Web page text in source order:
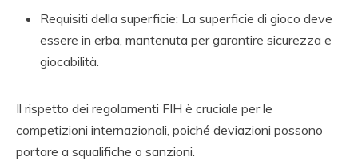
Requisiti della superficie: La superficie di gioco deve
essere in erba, mantenuta per garantire sicurezza e
giocabilità.
Il rispetto dei regolamenti FIH è cruciale per le
competizioni internazionali, poiché deviazioni possono
portare a squalifiche o sanzioni.